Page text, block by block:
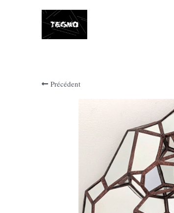
Précédent